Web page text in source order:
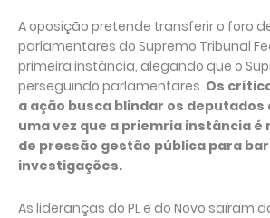
A oposição pretende transferir o foro
parlamentares do Supremo Tribunal
primeira instância, alegando que o
perseguindo parlamentares. Os
a ação busca blindar os deputados
uma vez que a priemria instância é
de pressão gestão pública para
investigações.
As lideranças do PL e do Novo saíram